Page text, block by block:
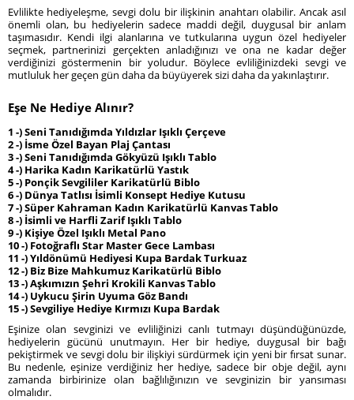
Evlilikte hediyeleşme, sevgi dolu bir ilişkinin anahtarı olabilir. Ancak asıl
önemli olan, bu hediyelerin sadece maddi değil, duygusal bir anlam
taşımasıdır. Kendi ilgi alanlarına ve tutkularına uygun özel hediyeler
seçmek, partnerinizi gerçekten anladığınızı ve ona ne kadar değer
verdiğinizi göstermenin bir yoludur. Böylece evliliğinizdeki sevgi ve
mutluluk her geçen gün daha da büyüyerek sizi daha da yakınlaştırır.
Eşe Ne Hediye Alınır?
1 -) Seni Tanıdığımda Yıldızlar Işıklı Çerçeve
2 -) İsme Özel Bayan Plaj Çantası
3 -) Seni Tanıdığımda Gökyüzü Işıklı Tablo
4 -) Harika Kadın Karikatürlü Yastık
5 -) Ponçik Sevgililer Karikatürlü Biblo
6 -) Dünya Tatlısı İsimli Konsept Hediye Kutusu
7 -) Süper Kahraman Kadın Karikatürlü Kanvas Tablo
8 -) İsimli ve Harfli Zarif Işıklı Tablo
9 -) Kişiye Özel Işıklı Metal Pano
10 -) Fotoğraflı Star Master Gece Lambası
11 -) Yıldönümü Hediyesi Kupa Bardak Turkuaz
12 -) Biz Bize Mahkumuz Karikatürlü Biblo
13 -) Aşkımızın Şehri Krokili Kanvas Tablo
14 -) Uykucu Şirin Uyuma Göz Bandı
15 -) Sevgiliye Hediye Kırmızı Kupa Bardak
Eşinize olan sevginizi ve evliliğinizi canlı tutmayı düşündüğünüzde,
hediyelerin gücünü unutmayın. Her bir hediye, duygusal bir bağı
pekiştirmek ve sevgi dolu bir ilişkiyi sürdürmek için yeni bir fırsat sunar.
Bu nedenle, eşinize verdiğiniz her hediye, sadece bir obje değil, aynı
zamanda birbirinize olan bağlılığınızın ve sevginizin bir yansıması
olmalıdır.